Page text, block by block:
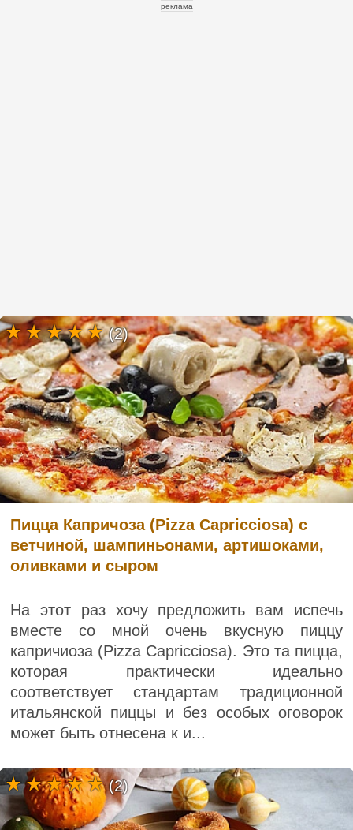
реклама
Пицца Капричоза (Pizza Capricciosa) с
ветчиной, шампиньонами, артишоками,
оливками и сыром
На этот раз хочу предложить вам испечь
вместе со мной очень вкусную пиццу
капричиоза (Pizza Capricciosa). Это та пицца,
которая практически идеально
соответствует стандартам традиционной
итальянской пиццы и без особых оговорок
может быть отнесена к и...
(2)
(2)